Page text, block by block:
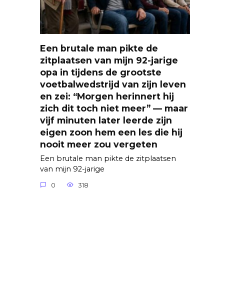
Een brutale man pikte de
zitplaatsen van mijn 92-jarige
opa in tijdens de grootste
voetbalwedstrijd van zijn leven
en zei: “Morgen herinnert hij
zich dit toch niet meer” — maar
vijf minuten later leerde zijn
eigen zoon hem een les die hij
nooit meer zou vergeten
Een brutale man pikte de zitplaatsen
van mijn 92-jarige
0 318